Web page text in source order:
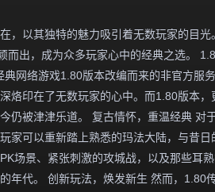
，以其独特的魅力吸引着无数玩家的目
而出，成为众多玩家心中的经典之选。
网络游戏1.80版本改编而来的非官方服
烙印在了无数玩家的心中。而1.80版本
仍被津津乐道。 复古情怀，重温经典 对
家可以重新踏上熟悉的玛法大陆，与昔
场景、紧张刺激的攻城战，以及那些耳
年代。 创新玩法，焕发新生 然而，1.80